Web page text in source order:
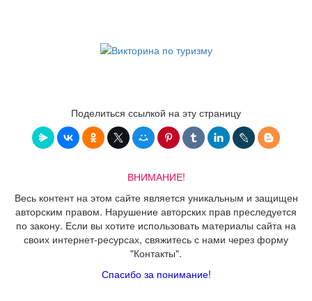
Поделиться ссылкой на эту страницу
ВНИМАНИЕ!
Весь контент на этом сайте является уникальным и защищен
авторским правом. Нарушение авторских прав преследуется
по закону. Если вы хотите использовать материалы сайта на
своих интернет-ресурсах, свяжитесь с нами через форму
"Контакты".
Спасибо за понимание!